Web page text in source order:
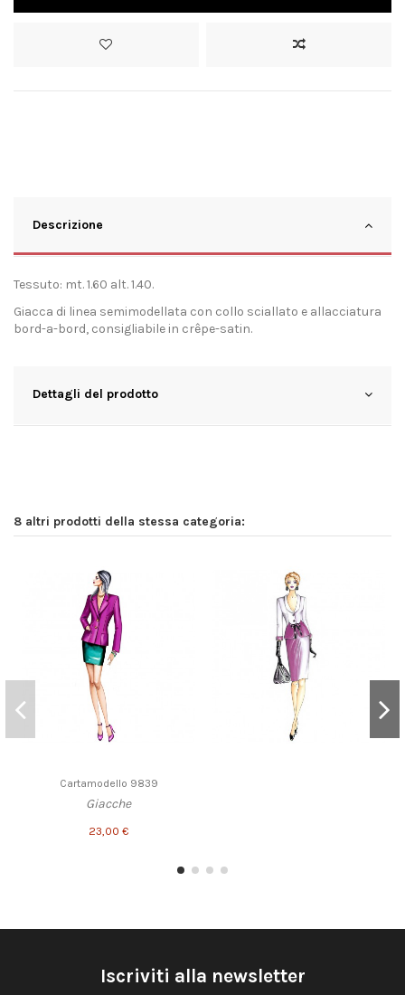
Descrizione
Tessuto: mt. 1.60 alt. 1.40.
Giacca di linea semimodellata con collo sciallato e allacciatura
bord-a-bord, consigliabile in crêpe-satin.
Dettagli del prodotto
8 altri prodotti della stessa categoria:
Cartamodello 9839
Giacche
23,00 €
Iscriviti alla newsletter